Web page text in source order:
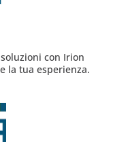
con Irion
la tua esperienza.